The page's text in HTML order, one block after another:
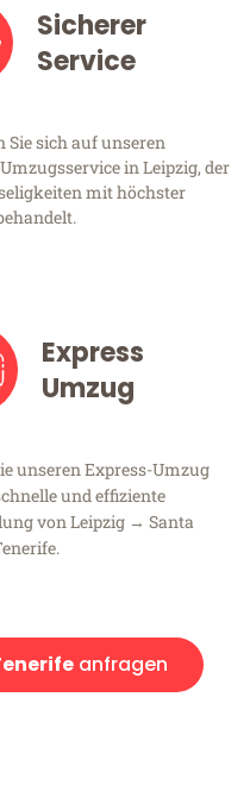
Sicherer
Service
Sie sich auf unseren
in Leipzig, der
mit höchster
Express
Umzug
unseren Express-Umzug
und effiziente
von Leipzig → Santa
anfragen